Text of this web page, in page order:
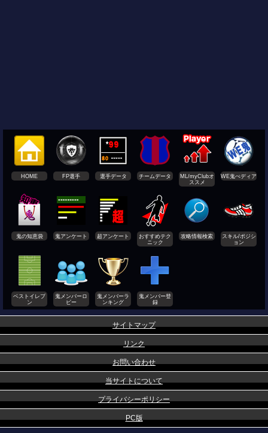
HOME FP選手 選手データ チームデータ
ML/myClubオ
ススメ
WE鬼ぺディア
鬼の知恵袋 鬼アンケート 超アンケート
おすすめテク
ニック
攻略情報検索
スキル/ポジシ
ョン
ベストイレブ
ン
鬼メンバーロ
ビー
鬼メンバーラ
ンキング
鬼メンバー登
録
サイトマップ
リンク
お問い合わせ
当サイトについて
プライバシーポリシー
PC版